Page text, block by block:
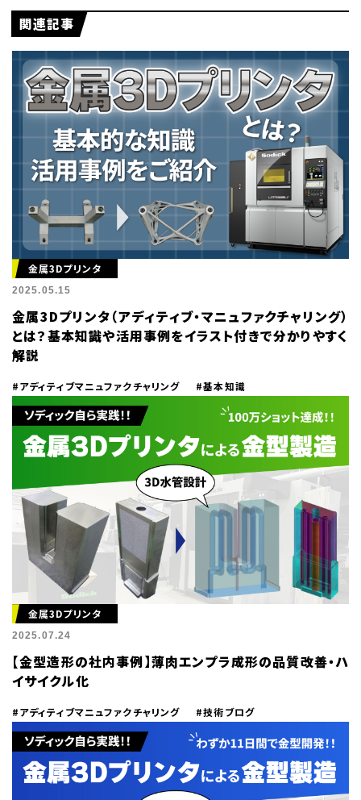
関連記事
金属3Dプリンタ
2025.05.15
金属3Dプリンタ（アディティブ・マニュファクチャリング）
とは？基本知識や活用事例をイラスト付きで分かりやすく
解説
#アディティブマニュファクチャリング #基本知識
金属3Dプリンタ
2025.07.24
【金型造形の社内事例】薄肉エンプラ成形の品質改善・ハ
イサイクル化
#アディティブマニュファクチャリング #技術ブログ